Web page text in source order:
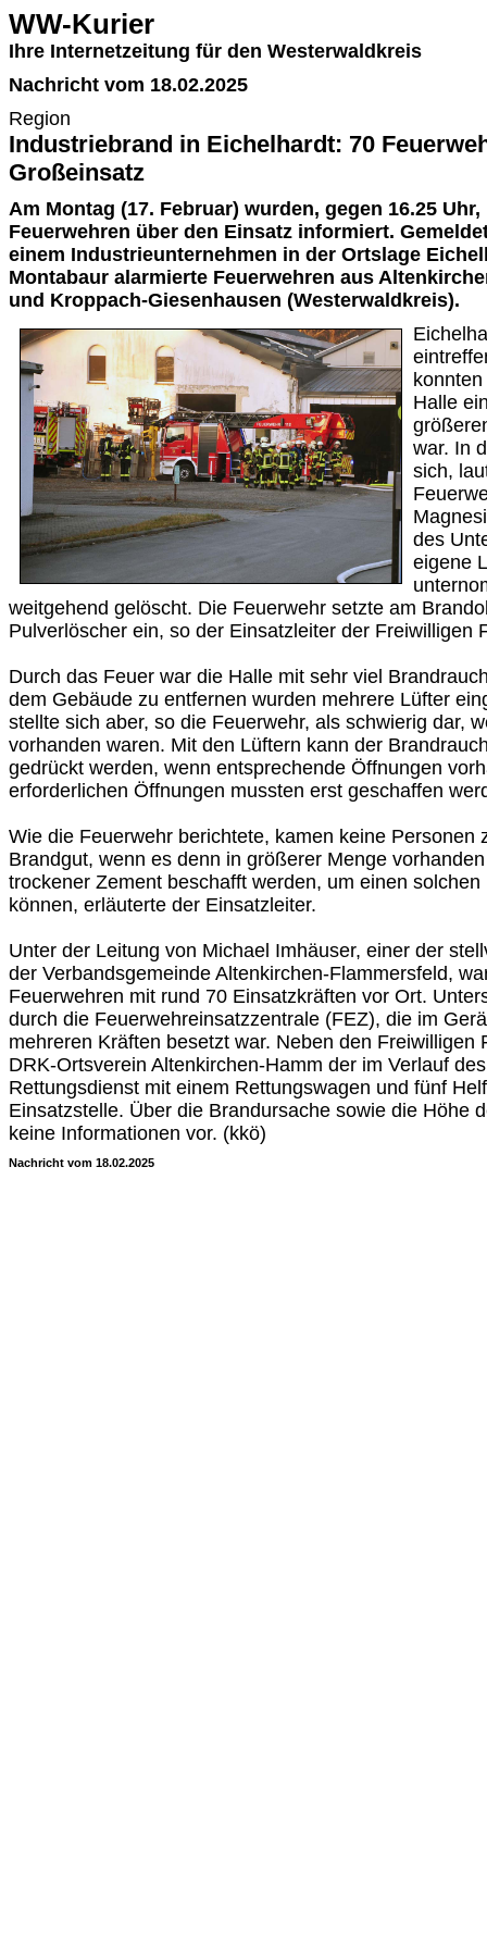
WW-Kurier
Ihre Internetzeitung für den Westerwaldkreis
Nachricht vom 18.02.2025
Region
Industriebrand in Eichelhardt: 70
Großeinsatz
Am Montag (17. Februar) wurden, gegen 16.25
Feuerwehren über den Einsatz informiert.
einem Industrieunternehmen in der Ortslage
Montabaur alarmierte Feuerwehren aus
und Kroppach-Giesenhausen (Westerwaldkreis).
Halle
war. In
sich,
des
eigene
weitgehend gelöscht. Die Feuerwehr setzte am
Pulverlöscher ein, so der Einsatzleiter der Freiwilligen
Durch das Feuer war die Halle mit sehr viel
dem Gebäude zu entfernen wurden mehrere Lüfter
stellte sich aber, so die Feuerwehr, als schwierig dar,
vorhanden waren. Mit den Lüftern kann der
gedrückt werden, wenn entsprechende Öffnungen
erforderlichen Öffnungen mussten erst geschaffen
Wie die Feuerwehr berichtete, kamen keine Personen
Brandgut, wenn es denn in größerer Menge
trockener Zement beschafft werden, um einen
können, erläuterte der Einsatzleiter.
Unter der Leitung von Michael Imhäuser, einer der
der Verbandsgemeinde Altenkirchen-Flammersfeld,
Feuerwehren mit rund 70 Einsatzkräften vor Ort.
durch die Feuerwehreinsatzzentrale (FEZ), die im
mehreren Kräften besetzt war. Neben den Freiwilligen
DRK-Ortsverein Altenkirchen-Hamm der im Verlauf
Rettungsdienst mit einem Rettungswagen und fünf
Einsatzstelle. Über die Brandursache sowie die Höhe
keine Informationen vor. (kkö)
Nachricht vom 18.02.2025